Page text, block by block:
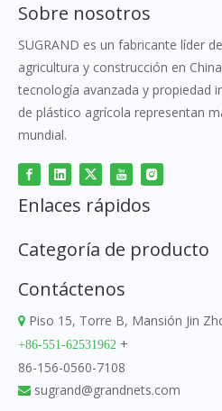
Sobre nosotros
SUGRAND es un fabricante líder
agricultura y construcción en
tecnología avanzada y propiedad
de plástico agrícola representan
mundial.
Enlaces rápidos
Categoría de producto
Contáctenos
 Piso 15, Torre B, Mansión Jin
+86-551-62531962 +
86-156-0560-7108
 sugrand@grandnets.com